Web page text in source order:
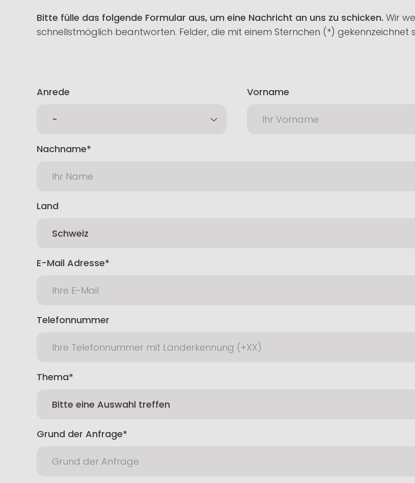
Bitte fülle das folgende Formular aus, um eine Nachricht an uns zu schicken. Wir
schnellstmöglich beantworten. Felder, die mit einem Sternchen (*) gekennzeichnet
Anrede Vorname
Nachname
Land
E-Mail Adresse
Telefonnummer
Thema
Grund der Anfrage